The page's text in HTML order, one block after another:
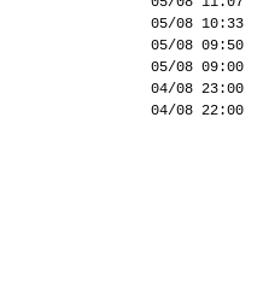
05/08 10:33
05/08 09:50
05/08 09:00
04/08 23:00
04/08 22:00